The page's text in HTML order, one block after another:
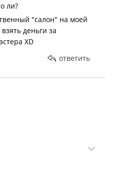
ли?
"салон" на моей
деньги за
XD
ответить